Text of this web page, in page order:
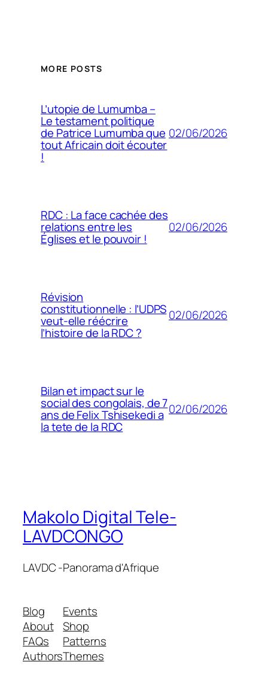
MORE POSTS
L’utopie de Lumumba –
Le testament politique
de Patrice Lumumba que
tout Africain doit écouter
!
02/06/2026
RDC : La face cachée des
relations entre les
Églises et le pouvoir !
02/06/2026
Révision
constitutionnelle : l’UDPS
veut-elle réécrire
l’histoire de la RDC ?
02/06/2026
Bilan et impact sur le
social des congolais, de 7
ans de Felix Tshisekedi a
la tete de la RDC
02/06/2026
Makolo Digital Tele-
LAVDCONGO
LAVDC -Panorama d'Afrique
Blog
About
FAQs
Authors
Events
Shop
Patterns
Themes